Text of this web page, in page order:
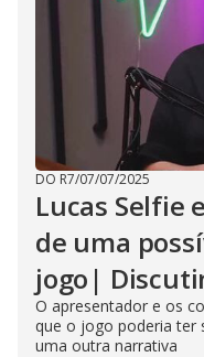
DO R7/07/07/2025
Lucas Selfie
de uma
jogo|
O apresentador e os
que o jogo poderia ter
uma outra narrativa